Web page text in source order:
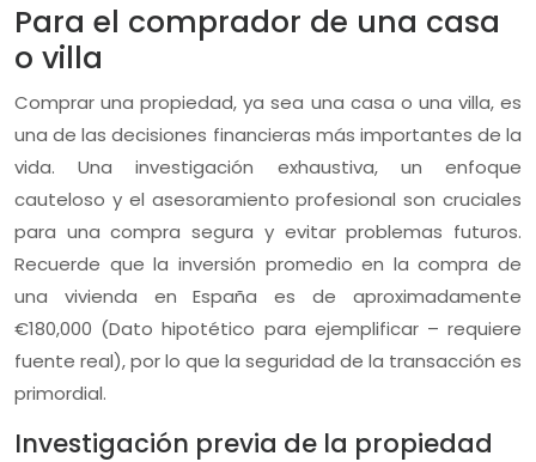
Para el comprador de una casa
o villa
Comprar una propiedad, ya sea una casa o una villa, es
una de las decisiones financieras más importantes de la
vida. Una investigación exhaustiva, un enfoque
cauteloso y el asesoramiento profesional son cruciales
para una compra segura y evitar problemas futuros.
Recuerde que la inversión promedio en la compra de
una vivienda en España es de aproximadamente
€180,000 (Dato hipotético para ejemplificar – requiere
fuente real), por lo que la seguridad de la transacción es
primordial.
Investigación previa de la propiedad